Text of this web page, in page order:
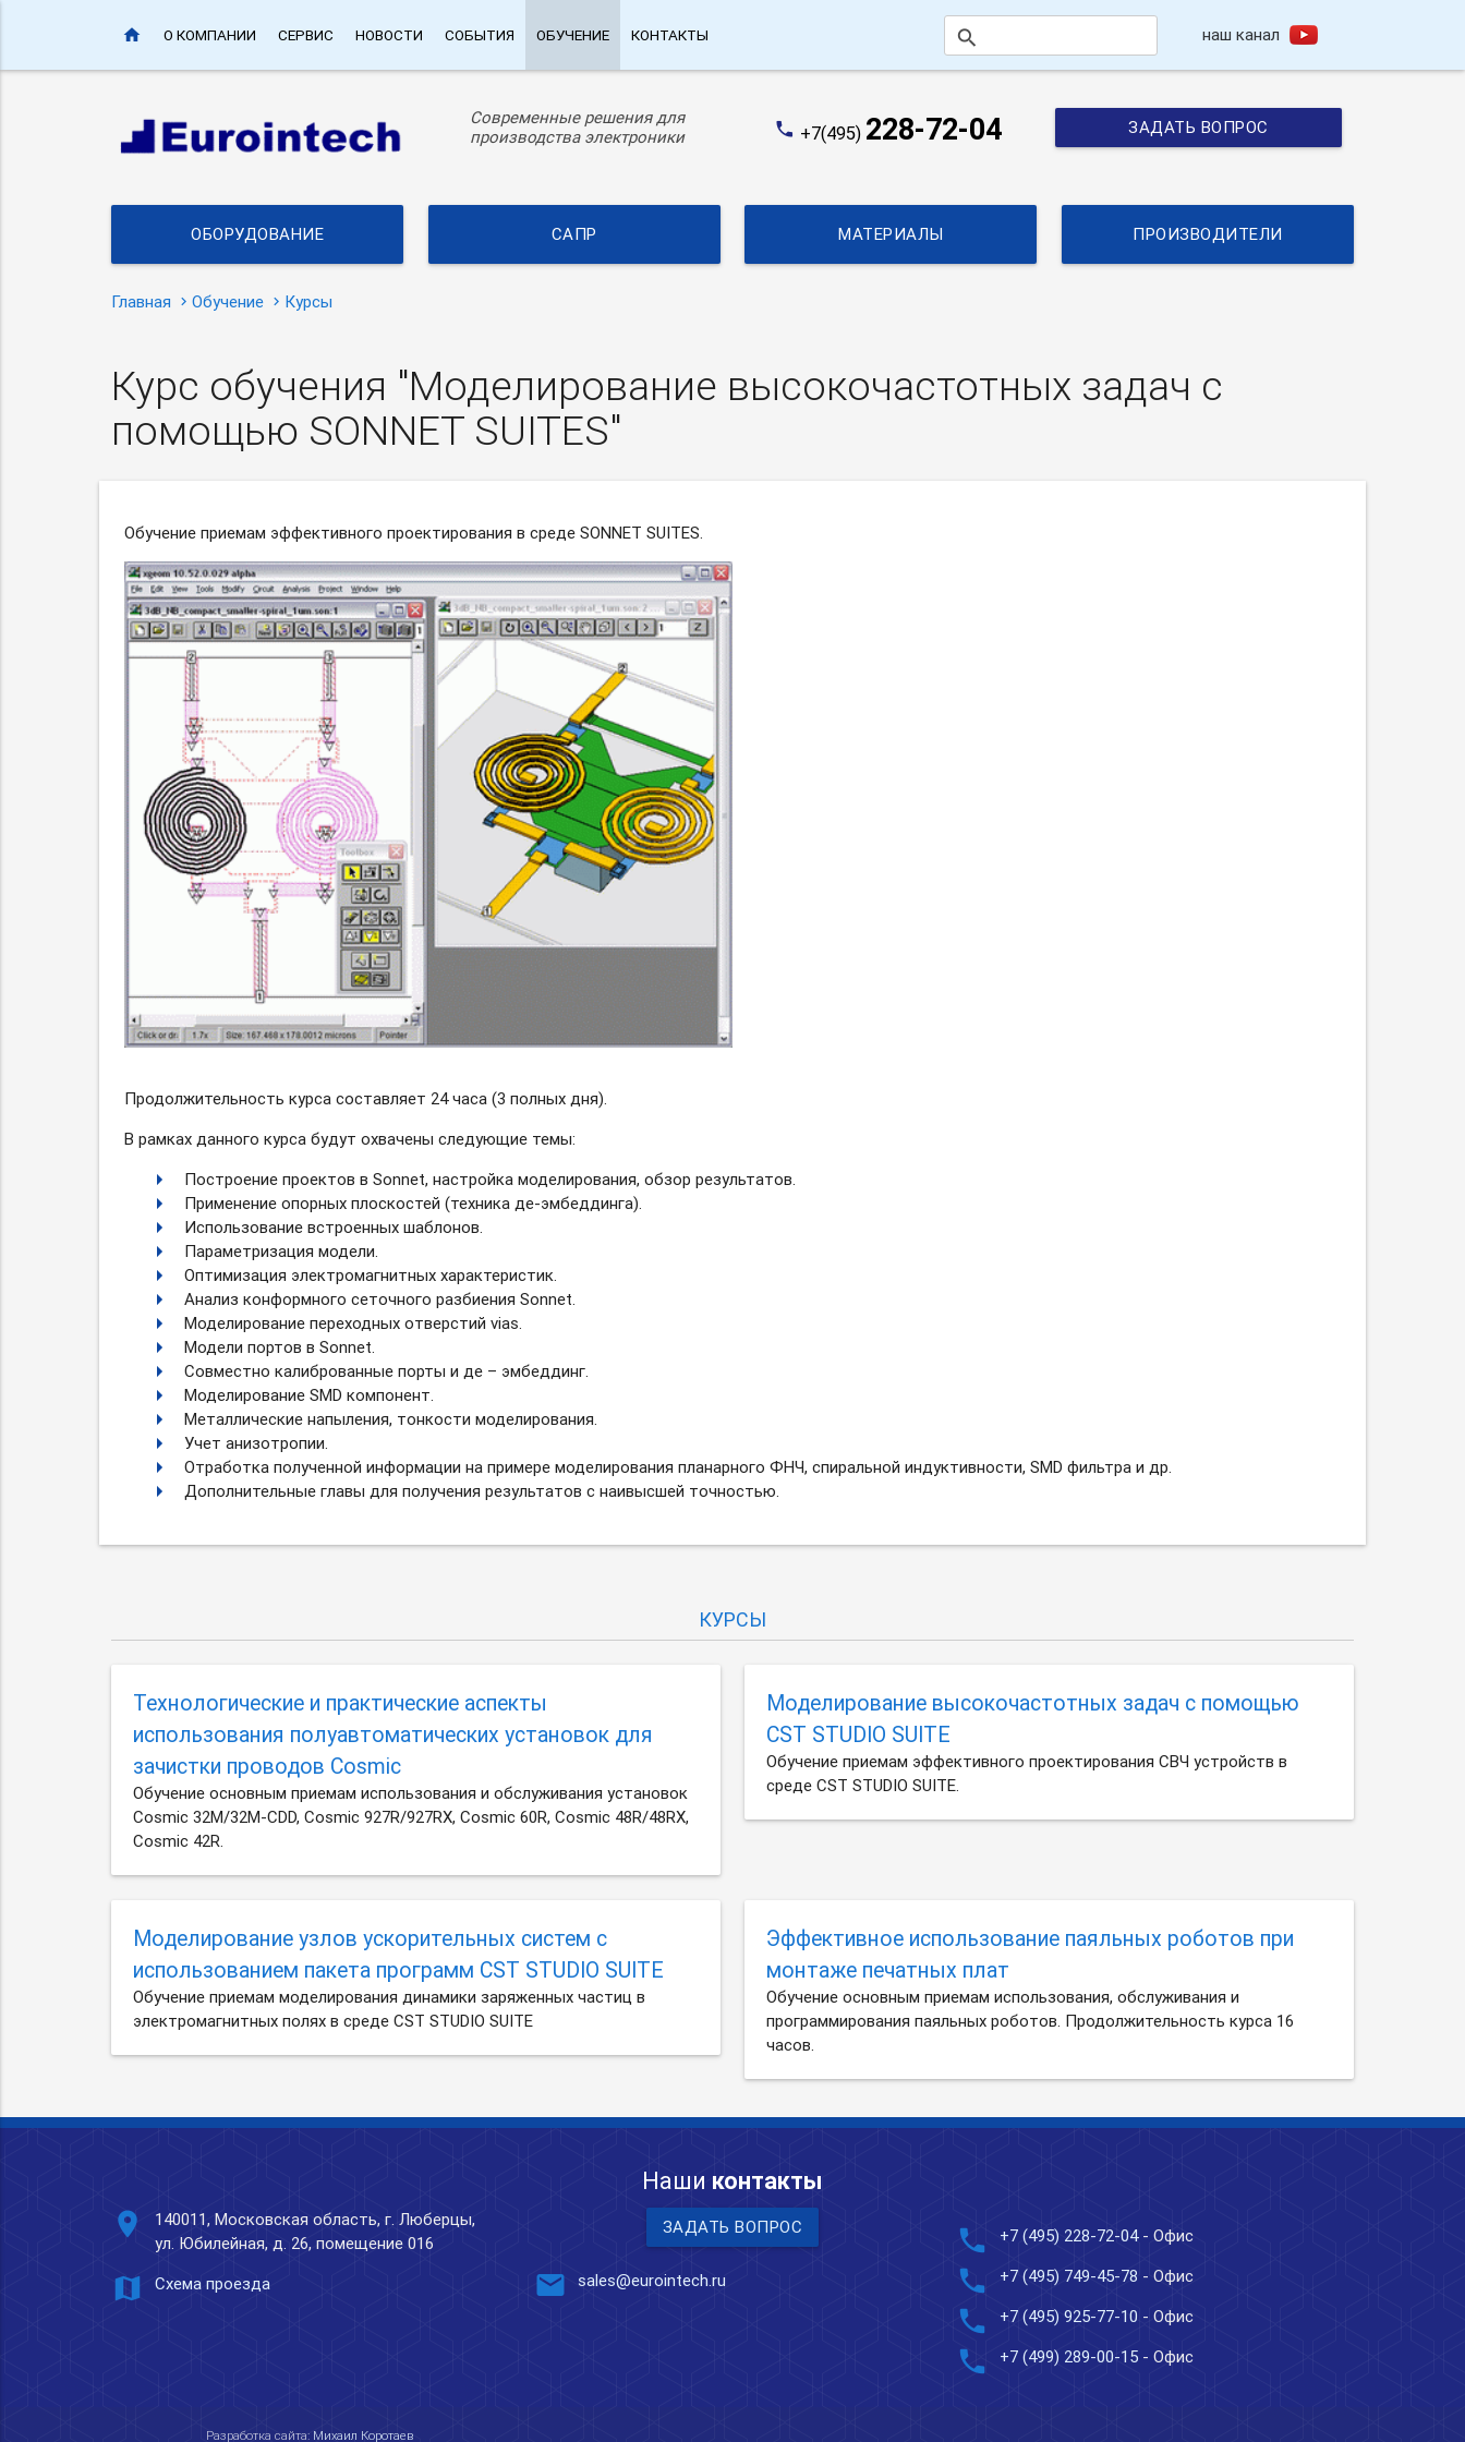
home О КОМПАНИИ СЕРВИС НОВОСТИ СОБЫТИЯ ОБУЧЕНИЕ КОНТАКТЫ search наш канал
Современные решения для
производства электроники
phone +7(495) 228-72-04 ЗАДАТЬ ВОПРОС
ОБОРУДОВАНИЕ САПР МАТЕРИАЛЫ ПРОИЗВОДИТЕЛИ
Главная Обучение Курсы
Курс обучения "Моделирование высокочастотных задач с
помощью SONNET SUITES"
Обучение приемам эффективного проектирования в среде SONNET SUITES.
Продолжительность курса составляет 24 часа (3 полных дня).
В рамках данного курса будут охвачены следующие темы:
Построение проектов в Sonnet, настройка моделирования, обзор результатов.
Применение опорных плоскостей (техника де-эмбеддинга).
Использование встроенных шаблонов.
Параметризация модели.
Оптимизация электромагнитных характеристик.
Анализ конформного сеточного разбиения Sonnet.
Моделирование переходных отверстий vias.
Модели портов в Sonnet.
Совместно калиброванные порты и де – эмбеддинг.
Моделирование SMD компонент.
Металлические напыления, тонкости моделирования.
Учет анизотропии.
Отработка полученной информации на примере моделирования планарного ФНЧ, спиральной индуктивности, SMD фильтра и др.
Дополнительные главы для получения результатов с наивысшей точностью.
КУРСЫ
Технологические и практические аспекты
использования полуавтоматических установок для
зачистки проводов Cosmic
Обучение основным приемам использования и обслуживания установок
Cosmic 32M/32M-CDD, Cosmic 927R/927RX, Cosmic 60R, Cosmic 48R/48RX,
Cosmic 42R.
Моделирование высокочастотных задач с помощью
CST STUDIO SUITE
Обучение приемам эффективного проектирования СВЧ устройств в
среде CST STUDIO SUITE.
Моделирование узлов ускорительных систем с
использованием пакета программ CST STUDIO SUITE
Обучение приемам моделирования динамики заряженных частиц в
электромагнитных полях в среде CST STUDIO SUITE
Эффективное использование паяльных роботов при
монтаже печатных плат
Обучение основным приемам использования, обслуживания и
программирования паяльных роботов. Продолжительность курса 16
часов.
Наши контакты
place
140011, Московская область, г. Люберцы,
ул. Юбилейная, д. 26, помещение 016
map Схема проезда
ЗАДАТЬ ВОПРОС
mail sales@eurointech.ru
phone +7 (495) 228-72-04- Офис
phone +7 (495) 749-45-78 - Офис
phone +7 (495) 925-77-10 - Офис
phone +7 (499) 289-00-15 - Офис
Разработка сайта: Михаил Коротаев